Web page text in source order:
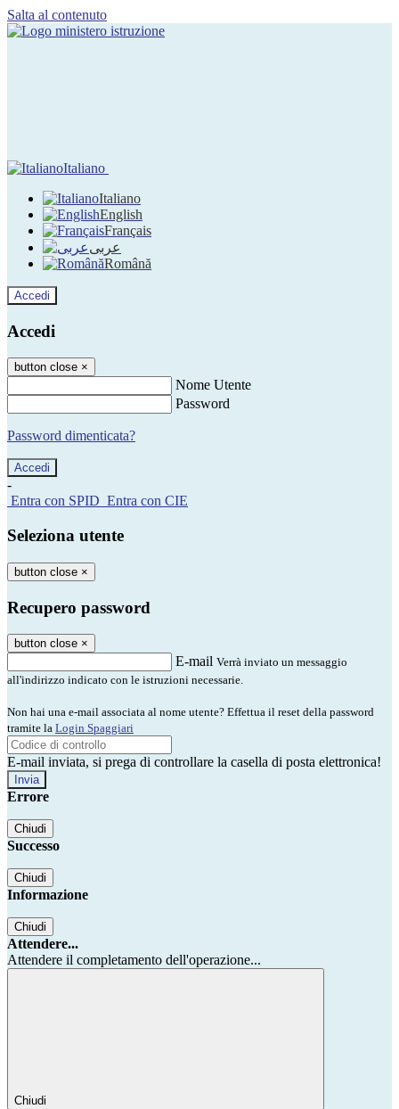
Salta al contenuto
Italiano
Italiano
English
Français
عربى
Română
Accedi
Accedi
button close ×
Nome Utente
Password
Password dimenticata?
-
Entra con SPID Entra con CIE
Seleziona utente
button close ×
Recupero password
button close ×
E-mail Verrà inviato un messaggio
all'indirizzo indicato con le istruzioni necessarie.
Non hai una e-mail associata al nome utente? Effettua il reset della password
tramite la Login Spaggiari
E-mail inviata, si prega di controllare la casella di posta elettronica!
Errore
Chiudi
Successo
Chiudi
Informazione
Chiudi
Attendere...
Attendere il completamento dell'operazione...
Chiudi